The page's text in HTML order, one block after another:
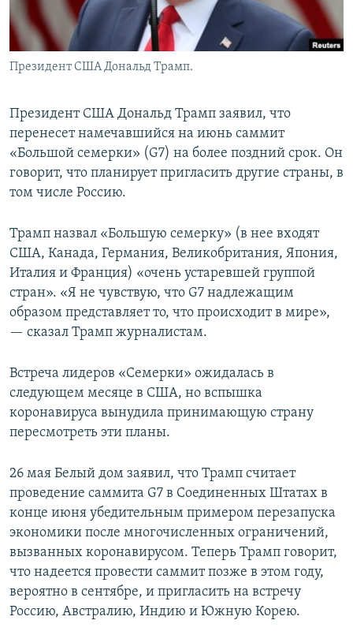
Президент США Дональд Трамп.
Президент США Дональд Трамп заявил, что
перенесет намечавшийся на июнь саммит
«Большой семерки» (G7) на более поздний срок. Он
говорит, что планирует пригласить другие страны, в
том числе Россию.
Трамп назвал «Большую семерку» (в нее входят
США, Канада, Германия, Великобритания, Япония,
Италия и Франция) «очень устаревшей группой
стран». «Я не чувствую, что G7 надлежащим
образом представляет то, что происходит в мире»,
— сказал Трамп журналистам.
Встреча лидеров «Семерки» ожидалась в
следующем месяце в США, но вспышка
коронавируса вынудила принимающую страну
пересмотреть эти планы.
26 мая Белый дом заявил, что Трамп считает
проведение саммита G7 в Соединенных Штатах в
конце июня убедительным примером перезапуска
экономики после многочисленных ограничений,
вызванных коронавирусом. Теперь Трамп говорит,
что надеется провести саммит позже в этом году,
вероятно в сентябре, и пригласить на встречу
Россию, Австралию, Индию и Южную Корею.